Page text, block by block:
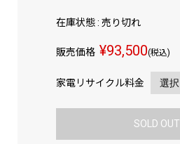
在庫状態 : 売り切れ
販売価格 ¥93,500(税込)
家電リサイクル料金
SOLD OUT